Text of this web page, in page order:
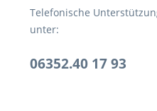
Telefonische
unter:
06352.40 17 93